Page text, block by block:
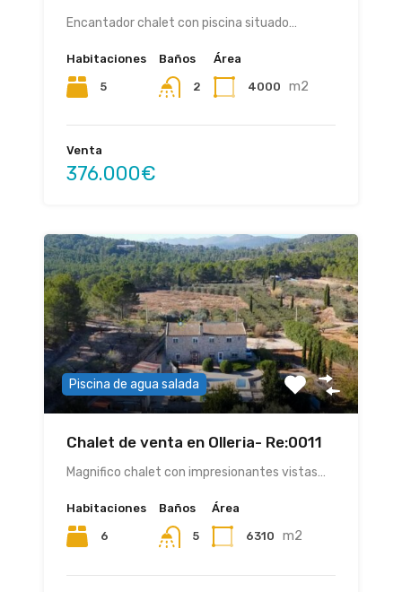
Encantador chalet con piscina situado…
Habitaciones
5
Baños
2
Área
4000 m2
Venta
376.000€
Piscina de agua salada
Chalet de venta en Olleria- Re:0011
Magnifico chalet con impresionantes vistas…
Habitaciones
6
Baños
5
Área
6310 m2